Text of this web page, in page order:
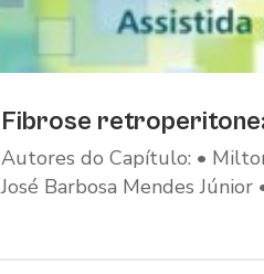
Fibrose
Autores do Capítulo: •
José Barbosa Mendes Júnior